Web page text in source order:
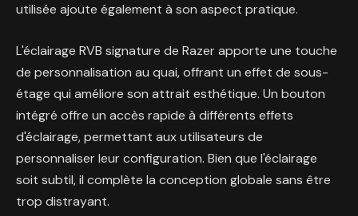
utilisée ajoute également à son aspect pratique.
L'éclairage RVB signature de Razer apporte une touche
de personnalisation au quai, offrant un effet de sous-
étage qui améliore son attrait esthétique. Un bouton
intégré offre un accès rapide à différents effets
d'éclairage, permettant aux utilisateurs de
personnaliser leur configuration. Bien que l'éclairage
soit subtil, il complète la conception globale sans être
trop distrayant.